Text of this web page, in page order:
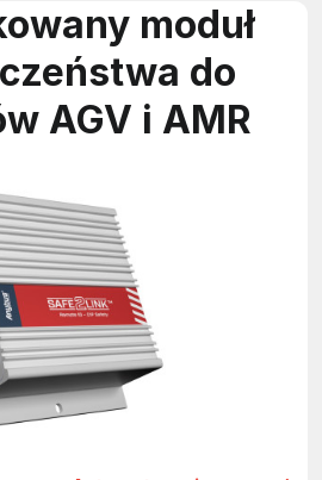
moduł
do
AGV i AMR